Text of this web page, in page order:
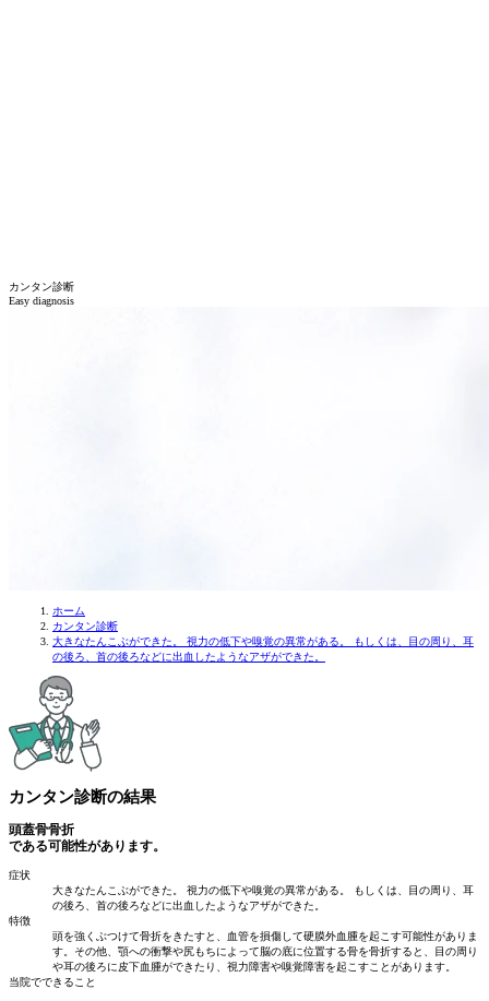
カンタン診断
Easy diagnosis
ホーム
カンタン診断
大きなたんこぶができた。 視力の低下や嗅覚の異常がある。 もしくは、目の周り、耳
の後ろ、首の後ろなどに出血したようなアザができた。
カンタン診断の結果
頭蓋骨骨折
である可能性があります。
症状
大きなたんこぶができた。 視力の低下や嗅覚の異常がある。 もしくは、目の周り、耳
の後ろ、首の後ろなどに出血したようなアザができた。
特徴
頭を強くぶつけて骨折をきたすと、血管を損傷して硬膜外血腫を起こす可能性がありま
す。その他、顎への衝撃や尻もちによって脳の底に位置する骨を骨折すると、目の周り
や耳の後ろに皮下血腫ができたり、視力障害や嗅覚障害を起こすことがあります。
当院でできること